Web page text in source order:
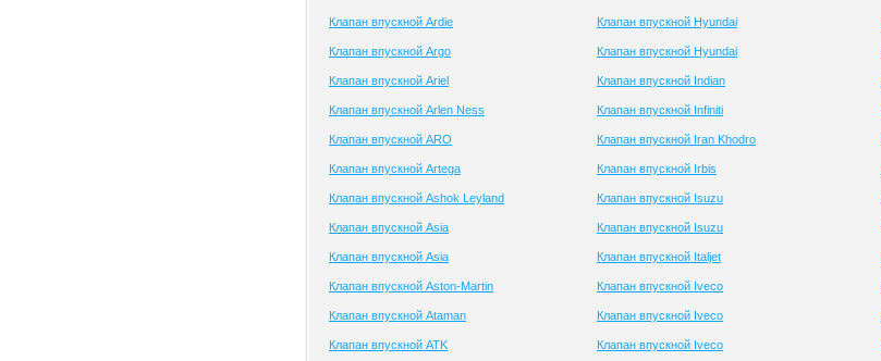
Клапан впускной Ardie
Клапан впускной Argo
Клапан впускной Ariel
Клапан впускной Arlen Ness
Клапан впускной ARO
Клапан впускной Artega
Клапан впускной Ashok Leyland
Клапан впускной Asia
Клапан впускной Asia
Клапан впускной Aston-Martin
Клапан впускной Ataman
Клапан впускной ATK
Клапан впускной Hyundai
Клапан впускной Hyundai
Клапан впускной Indian
Клапан впускной Infiniti
Клапан впускной Iran Khodro
Клапан впускной Irbis
Клапан впускной Isuzu
Клапан впускной Isuzu
Клапан впускной Italjet
Клапан впускной Iveco
Клапан впускной Iveco
Клапан впускной Iveco